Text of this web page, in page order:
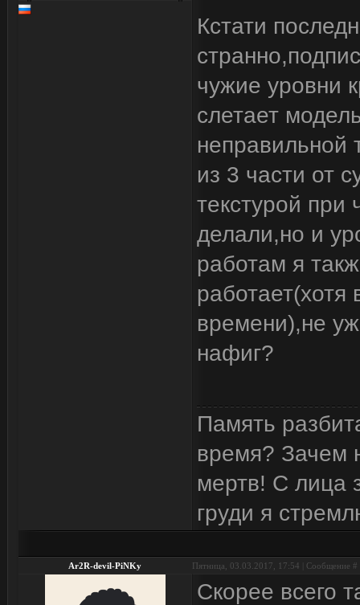
Кстати
чужие уровни
слетает
неправильной
из 3 части от
текстурой
делали,но и
работам я
работает(хотя
времени),не
нафиг?
Память
время? Зачем
мертв! С лица
груди я
Ar2R-devil-PiNKy Пятница, 03.03.2017, 17:54 | Сообщение #
Скорее всего